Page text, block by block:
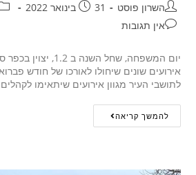
השרון פוסט 31 בינואר 2022
אין תגובות
יום המשפחה, שחל השנה ב
אירועים שונים שיחולו לאורכו של חודש
לתושבי העיר מגוון אירועים שיתאימו
להמשך קריאה